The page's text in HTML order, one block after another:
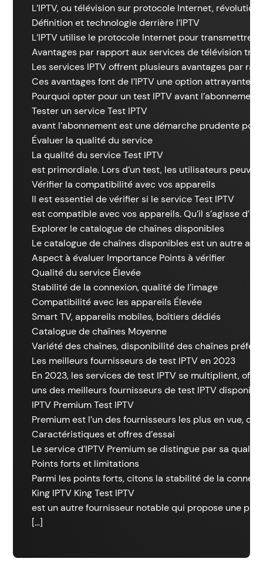
L’IPTV, ou télévision sur protocole Internet,
Définition et technologie derrière l’IPTV
L’IPTV utilise le protocole Internet pour transmettre
Avantages par rapport aux services de télévision
Les services IPTV offrent plusieurs avantages par
Ces avantages font de l’IPTV une option attrayante
Pourquoi opter pour un test IPTV avant l’abonnement
Tester un service Test IPTV
avant l’abonnement est une démarche prudente
Évaluer la qualité du service
La qualité du service Test IPTV
est primordiale. Lors d’un test, les utilisateurs
Vérifier la compatibilité avec vos appareils
Il est essentiel de vérifier si le service Test IPTV
est compatible avec vos appareils. Qu’il s’agisse
Explorer le catalogue de chaînes disponibles
Le catalogue de chaînes disponibles est un autre
Aspect à évaluer Importance Points à vérifier
Qualité du service Élevée
Stabilité de la connexion, qualité de l’image
Compatibilité avec les appareils Élevée
Smart TV, appareils mobiles, boîtiers dédiés
Catalogue de chaînes Moyenne
Variété des chaînes, disponibilité des chaînes
Les meilleurs fournisseurs de test IPTV en 2023
En 2023, les services de test IPTV se multiplient,
uns des meilleurs fournisseurs de test IPTV
IPTV Premium Test IPTV
Premium est l’un des fournisseurs les plus en vue,
Caractéristiques et offres d’essai
Le service d’IPTV Premium se distingue par sa
Points forts et limitations
Parmi les points forts, citons la stabilité de la
King IPTV King Test IPTV
est un autre fournisseur notable qui propose une
[…]